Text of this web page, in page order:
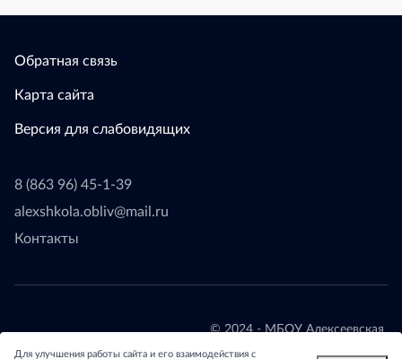
Обратная связь
Карта сайта
Версия для слабовидящих
8 (863 96) 45-1-39
alexshkola.obliv@mail.ru
Контакты
© 2024 - МБОУ Алексеевская
Для улучшения работы сайта и его взаимодействия с